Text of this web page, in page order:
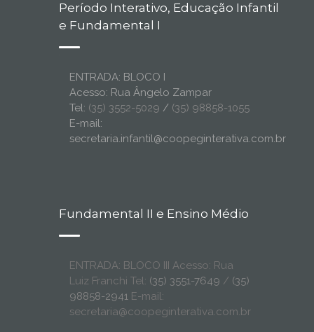
Período Interativo, Educação Infantil
e Fundamental I
ENTRADA: BLOCO I
Acesso: Rua Ângelo Zampar
Tel: (35) 3552-5029 / (35) 98858-1055
E-mail:
secretaria.infantil@coopeginterativa.com.br
Fundamental II e Ensino Médio
ENTRADA: BLOCO III Acesso: Rua
Luiz Franchi Tel: (35) 3551-7649 / (35)
98858-2941 E-mail:
secretaria@coopeginterativa.com.br